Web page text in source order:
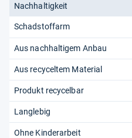
Nachhaltigkeit
Schadstoffarm
Aus nachhaltigem Anbau
Aus recyceltem Material
Produkt recycelbar
Langlebig
Ohne Kinderarbeit